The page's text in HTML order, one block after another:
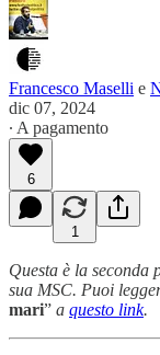
Francesco Maselli e
dic 07, 2024
∙ A pagamento
6
1
Questa è la seconda
sua MSC. Puoi
mari” a questo link.